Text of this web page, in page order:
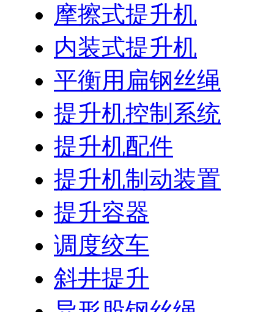
摩擦式提升机
内装式提升机
平衡用扁钢丝绳
提升机控制系统
提升机配件
提升机制动装置
提升容器
调度绞车
斜井提升